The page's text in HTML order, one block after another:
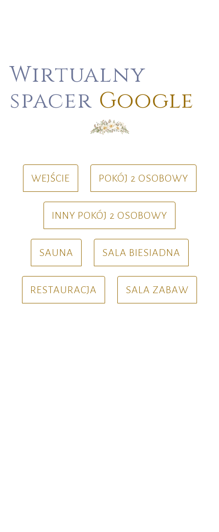
Wirtualny
spacer Google
WEJŚCIE POKÓJ 2 OSOBOWY
INNY POKÓJ 2 OSOBOWY
SAUNA SALA BIESIADNA
RESTAURACJA SALA ZABAW